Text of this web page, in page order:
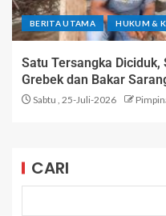
BERITA UTAMA HUKUM &
Satu Tersangka
Grebek dan Bakar
Sabtu , 25-Juli-2026
CARI